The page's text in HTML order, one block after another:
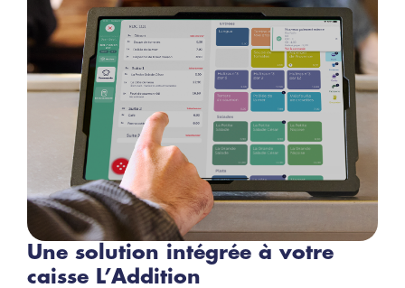
Une solution intégrée à votre
caisse L’Addition